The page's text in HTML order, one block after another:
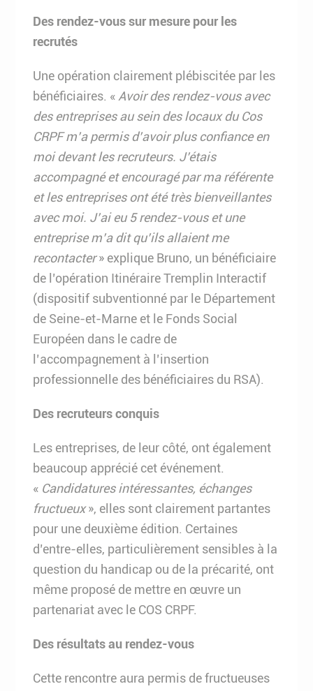
Des rendez-vous sur mesure pour les
recrutés
Une opération clairement plébiscitée par les
bénéficiaires. « Avoir des rendez-vous avec
des entreprises au sein des locaux du Cos
CRPF m’a permis d’avoir plus confiance en
moi devant les recruteurs. J’étais
accompagné et encouragé par ma référente
et les entreprises ont été très bienveillantes
avec moi. J’ai eu 5 rendez-vous et une
entreprise m’a dit qu’ils allaient me
recontacter» explique Bruno, un bénéficiaire
de l’opération Itinéraire Tremplin Interactif
(dispositif subventionné par le Département
de Seine-et-Marne et le Fonds Social
Européen dans le cadre de
l’accompagnement à l’insertion
professionnelle des bénéficiaires du RSA).
Des recruteurs conquis
Les entreprises, de leur côté, ont également
beaucoup apprécié cet événement.
« Candidatures intéressantes, échanges
fructueux», elles sont clairement partantes
pour une deuxième édition. Certaines
d’entre-elles, particulièrement sensibles à la
question du handicap ou de la précarité, ont
même proposé de mettre en œuvre un
partenariat avec le COS CRPF.
Des résultats au rendez-vous
Cette rencontre aura permis de fructueuses